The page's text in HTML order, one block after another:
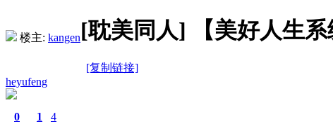
楼主: kangen[耽美同人] 【美好人生
[复制链接]
heyufeng
0 1 4